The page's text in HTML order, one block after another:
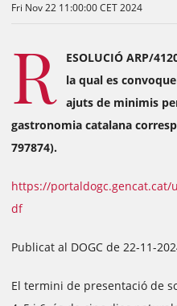
Fri Nov 22 11:00:00 CET 2024
R
ESOLUCIÓ ARP/
la qual es
ajuts de minimis
gastronomia catalana
797874).
https://portaldogc.gencat.cat/
df
Publicat al DOGC de 22-11-
El termini de presentació de